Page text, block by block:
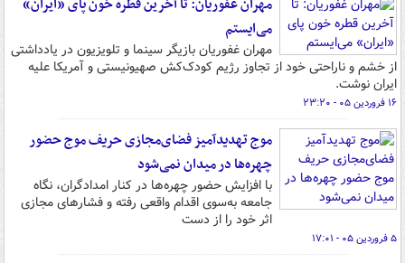
می‌ایستم
مهران غفوریان بازیگر سینما و تلویزیون در یادداشتی
از خشم و ناراحتی خود از تجاوز رژیم کودک‌کش صهیونیستی و آمریکا علیه
ایران نوشت.
۱۶ فروردین ۰۵ - ۲۳:۲۰
موج تهدیدآمیز فضای‌مجازی حریف موج حضور
چهره‌ها در میدان نمی‌شود
با افزایش حضور چهره‌ها در کنار امدادگران، نگاه
جامعه به‌سوی اقدام واقعی رفته و فشارهای مجازی
اثر خود را از دست
۵ فروردین ۰۵ - ۱۷:۰۱